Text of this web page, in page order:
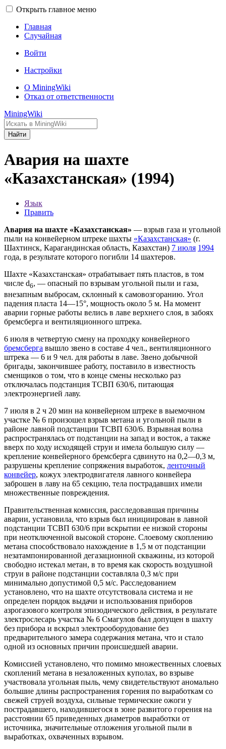
Открыть главное меню
Главная
Случайная
Войти
Настройки
О MiningWiki
Отказ от ответственности
MiningWiki
Найти
Авария на шахте
«Казахстанская» (1994)
Язык
Править
Авария на шахте «Казахстанская» — взрыв газа и угольной
пыли на конвейерном штреке шахты «Казахстанская» (г.
Шахтинск, Карагандинская область, Казахстан) 7 июля 1994
года, в результате которого погибли 14 шахтеров.
Шахте «Казахстанская» отрабатывает пять пластов, в том
числе d6, — опасный по взрывам угольной пыли и газа,
внезапным выбросам, склонный к самовозгоранию. Угол
падения пласта 14—15°, мощность около 5 м. На момент
аварии горные работы велись в лаве верхнего слоя, в забоях
бремсберга и вентиляционного штрека.
6 июля в четвертую смену на проходку конвейерного
бремсберга вышло звено в составе 4 чел., вентиляционного
штрека — 6 и 9 чел. для работы в лаве. Звено добычной
бригады, закончившее работу, поставило в известность
сменщиков о том, что в конце смены несколько раз
отключалась подстанция ТСВП 630/6, питающая
электроэнергией лаву.
7 июля в 2 ч 20 мин на конвейерном штреке в выемочном
участке № 6 произошел взрыв метана и угольной пыли в
районе лавной подстанции ТСВП 630/6. Взрывная волна
распространялась от подстанции на запад и восток, а также
вверх по ходу исходящей струи и имела большую силу —
крепление конвейерного бремсберга сдвинуто на 0,2—0,3 м,
разрушены крепление сопряжения выработок, ленточный
конвейер, кожух электродвигателя лавного конвейера
заброшен в лаву на 65 секцию, тела пострадавших имели
множественные повреждения.
Правительственная комиссия, расследовавшая причины
аварии, установила, что взрыв был инициирован в лавной
подстанции ТСВП 630/6 при вскрытии ее низкой стороны
при неотключенной высокой стороне. Слоевому скоплению
метана способствовало нахождение в 1,5 м от подстанции
незатампонированной дегазационной скважины, из которой
свободно истекал метан, в то время как скорость воздушной
струи в районе подстанции составляла 0,3 м/с при
минимально допустимой 0,5 м/с. Расследованием
установлено, что на шахте отсутствовала система и не
определен порядок выдачи и использования приборов
азрогазового контроля эпизодического действия, в результате
злектрослесарь участка № 6 Смагулов был допущен в шахту
без прибора и вскрыл электрооборудование без
предварительного замера содержания метана, что и стало
одной из основных причин происшедшей аварии.
Комиссией установлено, что помимо множественных слоевых
скоплений метана в незаложенных куполах, во взрыве
участвовала угольная пыль, чему свидетельствуют аномально
большие длины распространения горения по выработкам со
свежей струей воздуха, сильные термические ожоги у
пострадавшего, находившегося в зоне развитого горения на
расстоянии 65 приведенных диаметров выработки от
источника, значительные отложения угольной пыли в
выработках, охваченных взрывом.